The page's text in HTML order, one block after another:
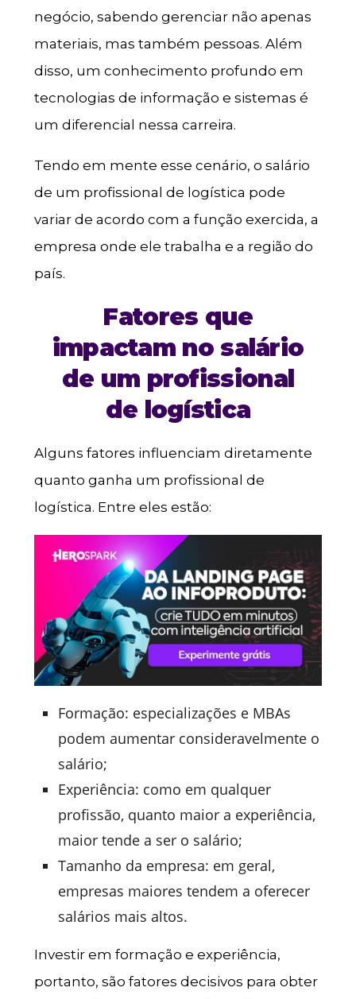
negócio, sabendo gerenciar não apenas
materiais, mas também pessoas. Além
disso, um conhecimento profundo em
tecnologias de informação e sistemas é
um diferencial nessa carreira.
Tendo em mente esse cenário, o salário
de um profissional de logística pode
variar de acordo com a função exercida, a
empresa onde ele trabalha e a região do
país.
Fatores que
impactam no salário
de um profissional
de logística
Alguns fatores influenciam diretamente
quanto ganha um profissional de
logística. Entre eles estão:
Formação: especializações e MBAs
podem aumentar consideravelmente o
salário;
Experiência: como em qualquer
profissão, quanto maior a experiência,
maior tende a ser o salário;
Tamanho da empresa: em geral,
empresas maiores tendem a oferecer
salários mais altos.
Investir em formação e experiência,
portanto, são fatores decisivos para obter